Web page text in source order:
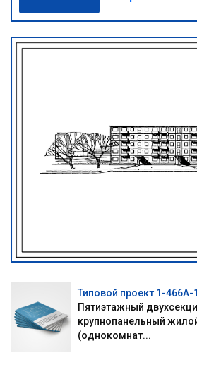
Типовой проект 1-466А-1
Пятиэтажный
крупнопанельный
(однокомнат...